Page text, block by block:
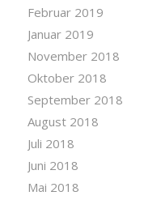
Februar 2019
Januar 2019
November 2018
Oktober 2018
September 2018
August 2018
Juli 2018
Juni 2018
Mai 2018